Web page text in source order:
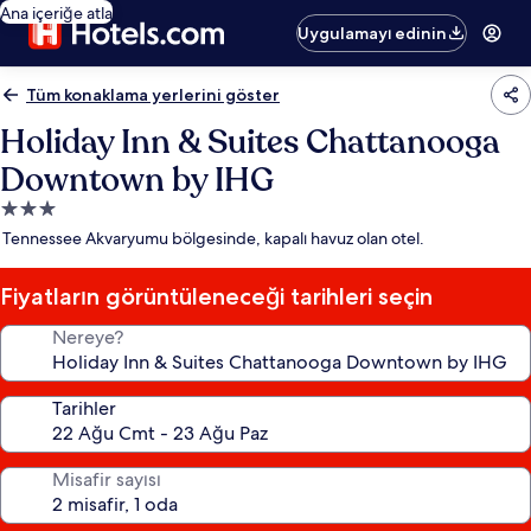
Ana içeriğe atla
Uygulamayı edinin
Tüm konaklama yerlerini göster
Holiday Inn & Suites Chattanooga
Downtown by IHG
3.0
yıldızlı
yeri
Tennessee Akvaryumu bölgesinde, kapalı havuz olan otel.
Fiyatların görüntüleneceği tarihleri seçin
Nereye?
Tarihler
Misafir sayısı